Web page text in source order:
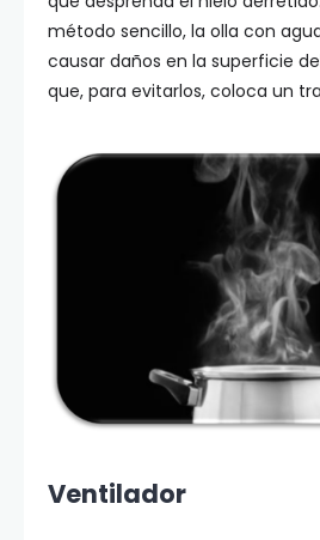
método sencillo, la olla con
causar daños en la superficie
que, para evitarlos, coloca un
Ventilador